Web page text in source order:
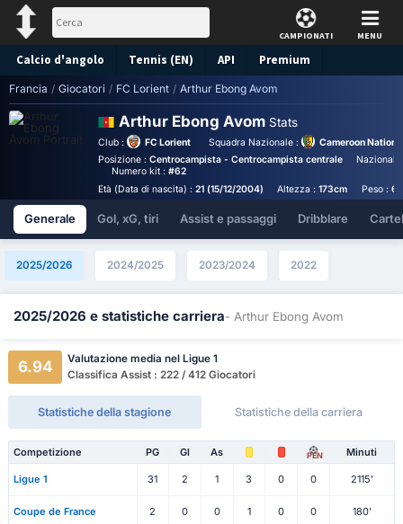
CAMPIONATI MENU
Calcio d'angolo Tennis (EN) API Premium
Pronostico
Francia / Giocatori / FC Lorient / Arthur Ebong Avom
Arthur Ebong Avom Stats
Club : FC Lorient Squadra Nazionale :
Cameroon
Posizione : Centrocampista - Centrocampista centrale
Numero kit :#62
Età (Data di nascita) : 21 (15/12/2004) Altezza :173cm Peso :
Generale Gol, xG, tiri Assist e passaggi Dribblare
2025/2026 2024/2025 2023/2024 2022
2025/2026 e statistiche carriera- Arthur Ebong Avom
6.94
Valutazione media nel Ligue 1
Classifica Assist : 222 / 412 Giocatori
Statistiche della stagione Statistiche della carriera
Competizione PG Gl As PEN Minuti
Ligue 1 31 2 1 3 0 0 2115'
Coupe de France 2 0 0 1 0 0 180'